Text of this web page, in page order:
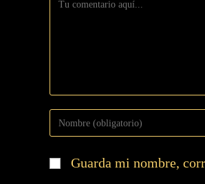
Guarda mi nombre,